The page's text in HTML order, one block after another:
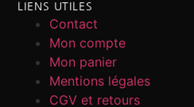
LIENS UTILES
Contact
Mon compte
Mon panier
Mentions légales
CGV et retours